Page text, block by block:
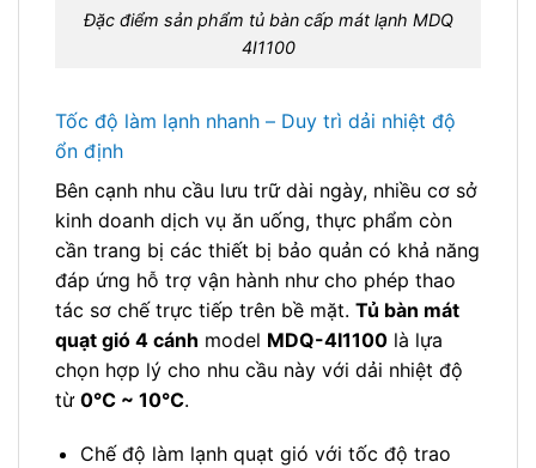
Đặc điểm sản phẩm tủ bàn cấp mát lạnh MDQ
4I1100
Tốc độ làm lạnh nhanh – Duy trì dải nhiệt độ
ổn định
Bên cạnh nhu cầu lưu trữ dài ngày, nhiều cơ sở
kinh doanh dịch vụ ăn uống, thực phẩm còn
cần trang bị các thiết bị bảo quản có khả năng
đáp ứng hỗ trợ vận hành như cho phép thao
tác sơ chế trực tiếp trên bề mặt. Tủ bàn mát
quạt gió 4 cánh model MDQ-4I1100 là lựa
chọn hợp lý cho nhu cầu này với dải nhiệt độ
từ 0℃ ~ 10℃.
Chế độ làm lạnh quạt gió với tốc độ trao